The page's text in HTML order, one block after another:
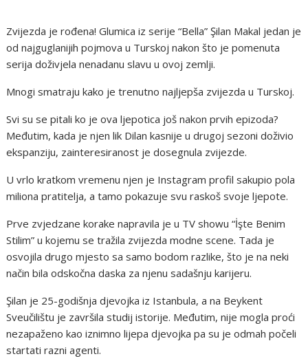
Zvijezda je rođena! Glumica iz serije “Bella” Şilan Makal jedan je
od najguglanijih pojmova u Turskoj nakon što je pomenuta
serija doživjela nenadanu slavu u ovoj zemlji.
Mnogi smatraju kako je trenutno najljepša zvijezda u Turskoj.
Svi su se pitali ko je ova ljepotica još nakon prvih epizoda?
Međutim, kada je njen lik Dilan kasnije u drugoj sezoni doživio
ekspanziju, zainteresiranost je dosegnula zvijezde.
U vrlo kratkom vremenu njen je Instagram profil sakupio pola
miliona pratitelja, a tamo pokazuje svu raskoš svoje ljepote.
Prve zvjedzane korake napravila je u TV showu “İşte Benim
Stilim” u kojemu se tražila zvijezda modne scene. Tada je
osvojila drugo mjesto sa samo bodom razlike, što je na neki
način bila odskočna daska za njenu sadašnju karijeru.
Şilan je 25-godišnja djevojka iz Istanbula, a na Beykent
Sveučilištu je završila studij istorije. Međutim, nije mogla proći
nezapaženo kao iznimno lijepa djevojka pa su je odmah počeli
startati razni agenti.